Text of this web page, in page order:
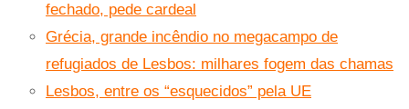
fechado, pede cardeal
Grécia, grande incêndio no megacampo de
refugiados de Lesbos: milhares fogem das chamas
Lesbos, entre os “esquecidos” pela UE